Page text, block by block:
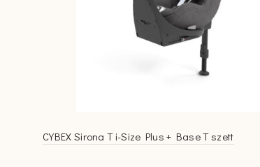
CYBEX Sirona T i-Size Plus + Base T szett